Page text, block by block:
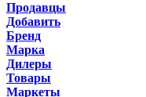
Продавцы
Добавить
Бренд
Марка
Дилеры
Товары
Маркеты